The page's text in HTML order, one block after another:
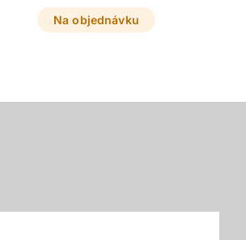
o rozměrech 80 x 45 x 70 cm je ideální
volbou pro náročné stolování.
Na objednávku